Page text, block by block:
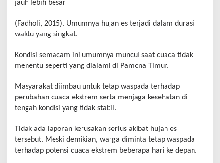
jauh lebih besar
(Fadholi, 2015). Umumnya hujan es terjadi dalam durasi
waktu yang singkat.
Kondisi semacam ini umumnya muncul saat cuaca tidak
menentu seperti yang dialami di Pamona Timur.
Masyarakat diimbau untuk tetap waspada terhadap
perubahan cuaca ekstrem serta menjaga kesehatan di
tengah kondisi yang tidak stabil.
Tidak ada laporan kerusakan serius akibat hujan es
tersebut. Meski demikian, warga diminta tetap waspada
terhadap potensi cuaca ekstrem beberapa hari ke depan.